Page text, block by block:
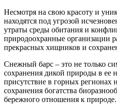
Несмотря на свою красоту и
находятся под угрозой
утраты среды обитания и
природоохранные организации
прекрасных хищников и
Снежный барс – это не только
сохранения дикой природы в ее
присутствие в горных регионах
сохранения богатства
бережного отношения к природе.